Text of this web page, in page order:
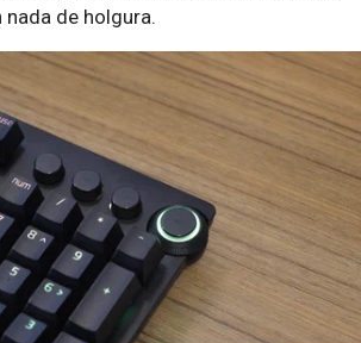
nada de holgura.